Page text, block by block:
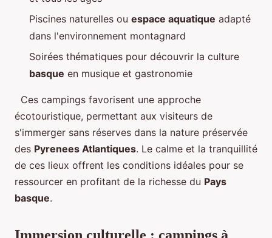
Piscines naturelles ou espace aquatique adapté
dans l'environnement montagnard
Soirées thématiques pour découvrir la culture
basque en musique et gastronomie
Ces campings favorisent une approche
écotouristique, permettant aux visiteurs de
s'immerger sans réserves dans la nature préservée
des Pyrenees Atlantiques. Le calme et la tranquillité
de ces lieux offrent les conditions idéales pour se
ressourcer en profitant de la richesse du Pays
basque.